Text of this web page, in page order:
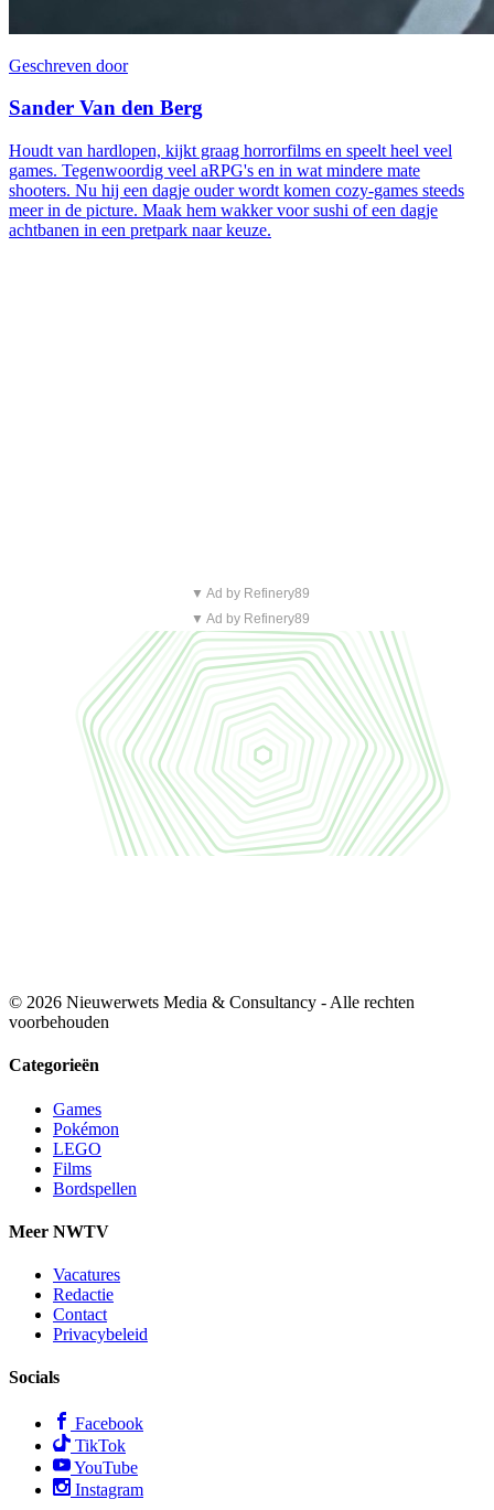
Geschreven door
Sander Van den Berg
Houdt van hardlopen, kijkt graag horrorfilms en speelt heel veel
games. Tegenwoordig veel aRPG's en in wat mindere mate
shooters. Nu hij een dagje ouder wordt komen cozy-games steeds
meer in de picture. Maak hem wakker voor sushi of een dagje
achtbanen in een pretpark naar keuze.
▼ Ad by Refinery89
▼ Ad by Refinery89
© 2026 Nieuwerwets Media & Consultancy - Alle rechten
voorbehouden
Categorieën
Games
Pokémon
LEGO
Films
Bordspellen
Meer NWTV
Vacatures
Redactie
Contact
Privacybeleid
Socials
Facebook
TikTok
YouTube
Instagram